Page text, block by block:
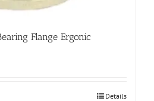
Flange Ergonic
Details